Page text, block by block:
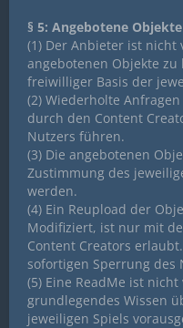
§ 5: Angebotene
(1) Der Anbieter ist
angebotenen Objekte
freiwilliger Basis der
(2) Wiederholte
durch den Content
Nutzers führen.
(3) Die angebotenen
Zustimmung des
werden.
(4) Ein Reupload der
Modifiziert, ist nur mit
Content Creators
sofortigen Sperrung des
(5) Eine ReadMe ist
grundlegendes Wissen
jeweiligen Spiels